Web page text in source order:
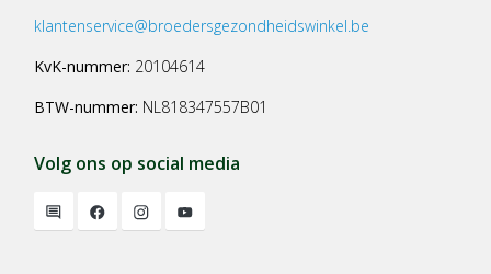
klantenservice@broedersgezondheidswinkel.be
KvK-nummer: 20104614
BTW-nummer: NL818347557B01
Volg ons op social media